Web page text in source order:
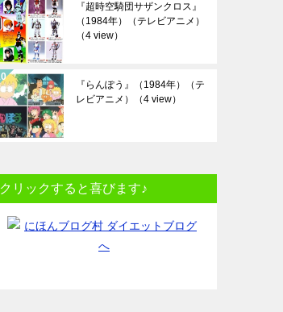
『超時空騎団サザンクロス』
（1984年）（テレビアニメ）
（4 view）
『らんぽう』（1984年）（テ
レビアニメ）
（4 view）
クリックすると喜びます♪